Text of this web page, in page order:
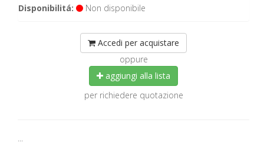
Disponibilitá:
Non disponibile
Accedi per acquistare
oppure
aggiungi alla lista
per richiedere quotazione
...